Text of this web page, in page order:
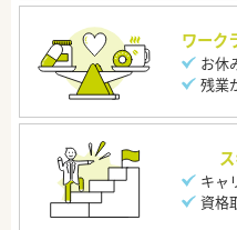
ワーク
お休
残業
キャ
資格